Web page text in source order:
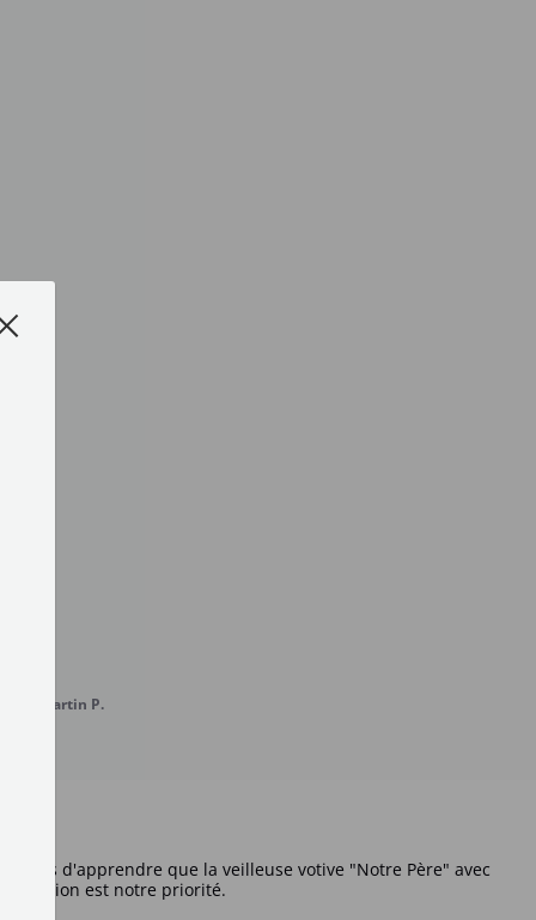
Martin P.
ravis d'apprendre que la veilleuse votive "Notre Père" avec
est notre priorité.